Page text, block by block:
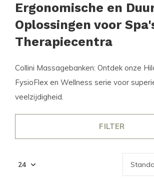
Ergonomische en
Oplossingen voor
Therapiecentra
Collini Massagebanken: Ontdek onze
FysioFlex en Wellness serie voor
veelzijdigheid.
FILTER